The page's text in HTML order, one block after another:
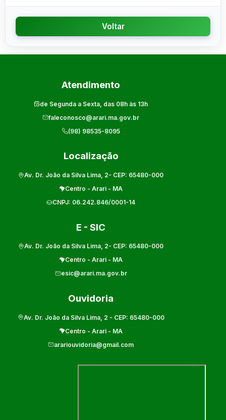
Voltar
Atendimento
de Segunda a Sexta, das 08h às 13h
faleconosco@arari.ma.gov.br
(98) 98535-8095
Localização
Av. Dr. João da Silva Lima, 2- CEP: 65480-000
Centro - Arari - MA
CNPJ: 06.242.846/0001-14
E - SIC
Av. Dr. João da Silva Lima, 2- CEP: 65480-000
Centro - Arari - MA
esic@arari.ma.gov.br
Ouvidoria
Av. Dr. João da Silva Lima, 2 - CEP: 65480-000
Centro - Arari - MA
arariouvidoria@gmail.com